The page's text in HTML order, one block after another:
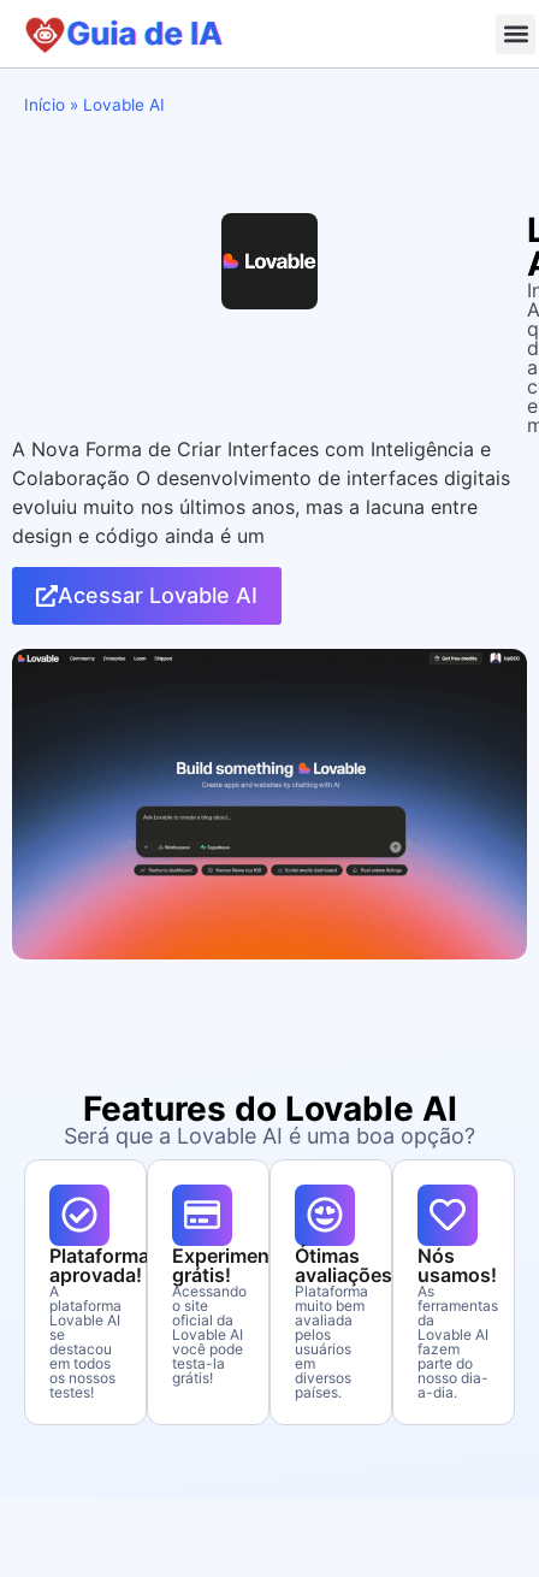
Início » Lovable AI
A Nova Forma de Criar Interfaces com Inteligência e
Colaboração O desenvolvimento de interfaces digitais
evoluiu muito nos últimos anos, mas a lacuna entre
design e código ainda é um
Acessar Lovable AI
Features do Lovable AI
Será que a Lovable AI é uma boa opção?
Plataforma
aprovada!
A
plataforma
Lovable AI
se
destacou
em todos
os nossos
testes!
Experimente
grátis!
Acessando
o site
oficial da
Lovable AI
você pode
testa-la
grátis!
Ótimas
avaliações!
Plataforma
muito bem
avaliada
pelos
usuários
em
diversos
países.
Nós
usamos!
As
ferramentas
da
Lovable AI
fazem
parte do
nosso dia-
a-dia.